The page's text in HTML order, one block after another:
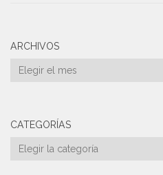
ARCHIVOS
Archivos
CATEGORÍAS
Categorías